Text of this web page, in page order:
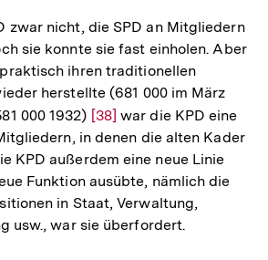
der
zwar nicht, die SPD an Mitgliedern
sie konnte sie fast einholen. Aber
ihren traditionellen
herstellte (681 000 im März
000 1932) Zur
Auflösung
der
Fußnote
[38] war die KPD eine
in denen die alten Kader
KPD außerdem eine neue Linie
Funktion ausübte, nämlich die
in Staat, Verwaltung,
usw., war sie überfordert.